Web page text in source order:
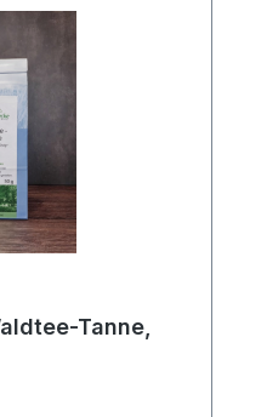
Tanne,